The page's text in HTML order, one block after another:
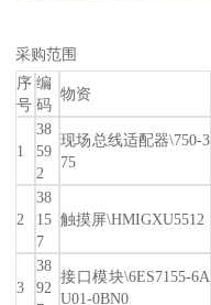
采购范围
序
号
编
码
物资
1
38
59
2
现场总线适配器\750-3
75
2
38
15
7
触摸屏\HMIGXU5512
3
38
92
接口模块\6ES7155-6A
U01-0BN0